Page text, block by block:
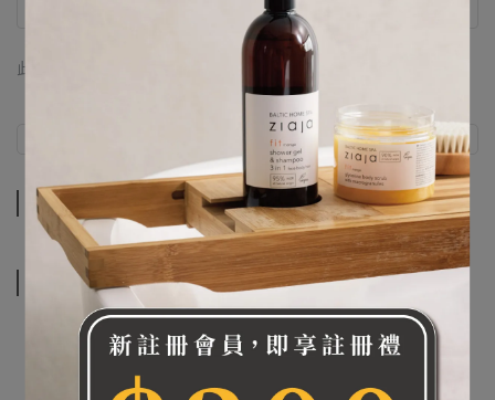
此商品 「 最高 」可以折抵紅利 點 (約等於
規格說明
商品介紹
規格說明